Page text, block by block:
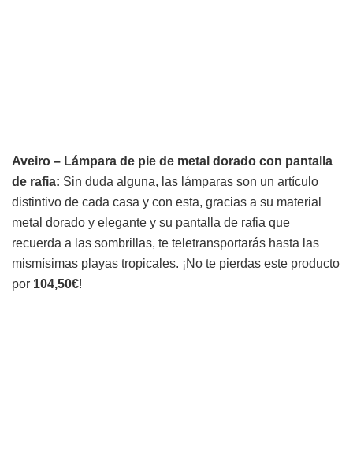
Aveiro – Lámpara de pie de metal dorado con pantalla
de rafia: Sin duda alguna, las lámparas son un artículo
distintivo de cada casa y con esta, gracias a su material
metal dorado y elegante y su pantalla de rafia que
recuerda a las sombrillas, te teletransportarás hasta las
mismísimas playas tropicales. ¡No te pierdas este producto
por 104,50€!